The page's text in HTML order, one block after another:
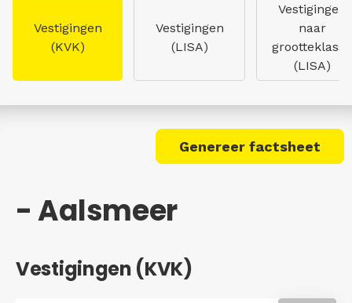
Vestigingen
(KVK)
Vestigingen
(LISA)
Vestigingen
naar
grootteklasse
(LISA)
Genereer factsheet
- Aalsmeer
Vestigingen (KVK)